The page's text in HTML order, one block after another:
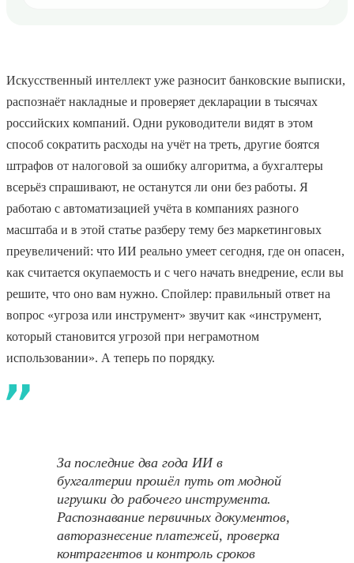
Искусственный интеллект уже разносит банковские выписки,
распознаёт накладные и проверяет декларации в тысячах
российских компаний. Одни руководители видят в этом
способ сократить расходы на учёт на треть, другие боятся
штрафов от налоговой за ошибку алгоритма, а бухгалтеры
всерьёз спрашивают, не останутся ли они без работы. Я
работаю с автоматизацией учёта в компаниях разного
масштаба и в этой статье разберу тему без маркетинговых
преувеличений: что ИИ реально умеет сегодня, где он опасен,
как считается окупаемость и с чего начать внедрение, если вы
решите, что оно вам нужно. Спойлер: правильный ответ на
вопрос «угроза или инструмент» звучит как «инструмент,
который становится угрозой при неграмотном
использовании». А теперь по порядку.
За последние два года ИИ в
бухгалтерии прошёл путь от модной
игрушки до рабочего инструмента.
Распознавание первичных документов,
авторазнесение платежей, проверка
контрагентов и контроль сроков